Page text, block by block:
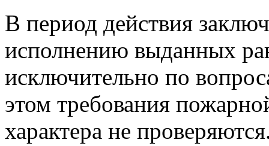
В период действия
исполнению выданных
исключительно по
этом требования
характера не